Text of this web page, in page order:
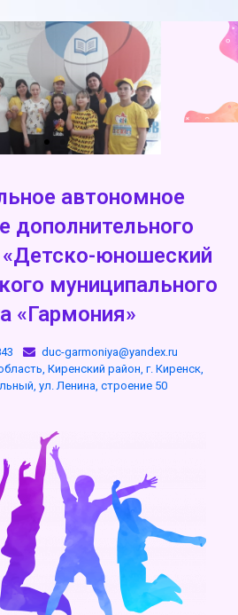
автономное
дополнительного
«Детско-юношеский
муниципального
«Гармония»
duc-garmoniya@yandex.ru
Киренский район, г. Киренск,
ул. Ленина, строение 50